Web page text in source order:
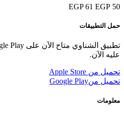
50 EGP
61 EGP
حمل التطبيقات
عليه الآن.
تحميل من Apple Store
تحميل منGoogle Play
معلومات